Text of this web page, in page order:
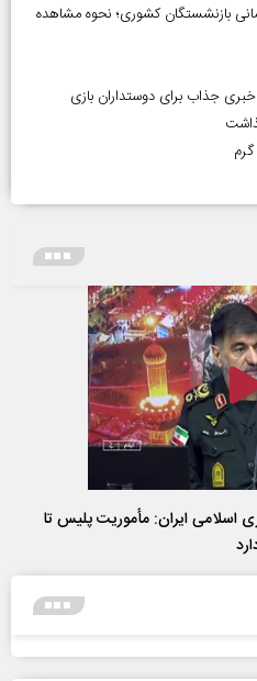
۷۵ میلیون تومانی بازنشستگان کشوری؛ نحوه مشاهده
اسلامی ایران­: مأموریت پلیس تا